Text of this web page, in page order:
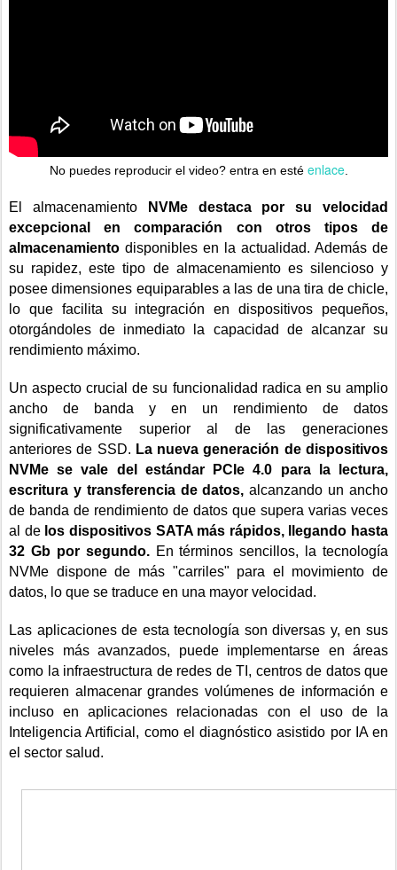
No puedes reproducir el video? entra en esté enlace.
El almacenamiento
NVMe destaca por su velocidad
excepcional en comparación con otros tipos de
almacenamiento disponibles en la actualidad. Además de
su rapidez, este tipo de almacenamiento es silencioso y
posee dimensiones equiparables a las de una tira de chicle,
lo que facilita su integración en dispositivos pequeños,
otorgándoles de inmediato la capacidad de alcanzar su
rendimiento máximo.
Un aspecto crucial de su funcionalidad radica en su amplio
ancho de banda y en un rendimiento de datos
significativamente superior al de las generaciones
anteriores de SSD. La nueva generación de dispositivos
NVMe se vale del estándar PCIe 4.0 para la lectura,
escritura y transferencia de datos, alcanzando un ancho
de banda de rendimiento de datos que supera varias veces
al de los dispositivos SATA más rápidos, llegando hasta
32 Gb por segundo.En términos sencillos, la tecnología
NVMe dispone de más "carriles" para el movimiento de
datos, lo que se traduce en una mayor velocidad.
Las aplicaciones de esta tecnología son diversas y, en sus
niveles más avanzados, puede implementarse en áreas
como la infraestructura de redes de TI, centros de datos que
requieren almacenar grandes volúmenes de información e
incluso en aplicaciones relacionadas con el uso de la
Inteligencia Artificial, como el diagnóstico asistido por IA en
el sector salud.